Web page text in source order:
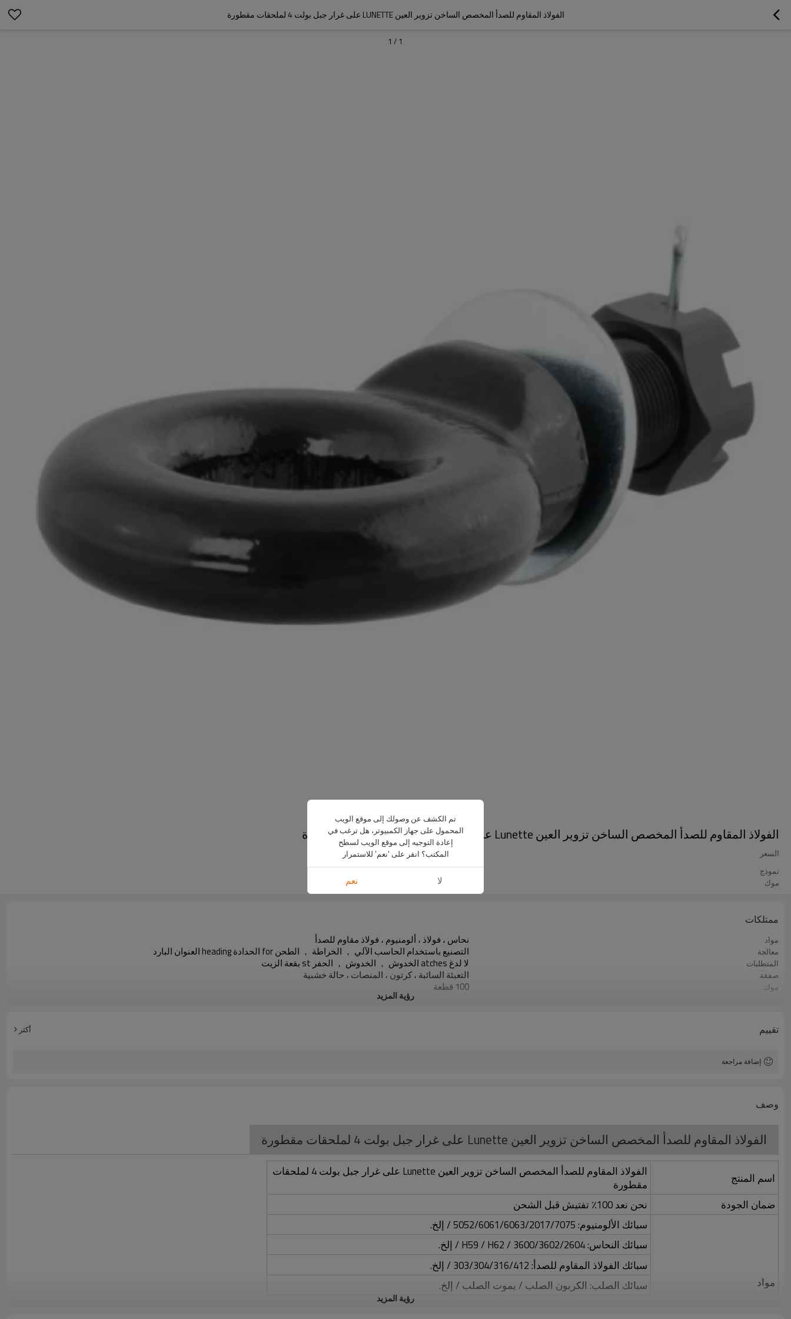
الفولاذ المقاوم للصدأ المخصص الساخن تزوير العين LUNETTE على غرار جبل بولت 4 لملحقات مقطورة
1
/
1
الفولاذ المقاوم للصدأ المخصص الساخن تزوير العين Lunette على غرار جبل بولت 4 لملحقات مقطورة
السعر US $
نموذج OEM
موك
ممتلكات
مواد نحاس ، فولاذ ، ألومنيوم ، فولاذ مقاوم للصدأ
معالجة التصنيع باستخدام الحاسب الآلي ， الخراطة ， الطحن for الحدادة heading العنوان البارد
المتطلبات لا لدغ atches الخدوش ， الخدوش ， الحفر st بقعة الزيت
صفقة التعبئة السائبة ، كرتون ، المنصات ، حالة خشبية
موك 100 قطعة
أسواق التصدير الرئيسية
رؤية المزيد
تقييم أكثر
إضافة مراجعة
وصف
الفولاذ المقاوم للصدأ المخصص الساخن تزوير العين Lunette على غرار جبل بولت 4 لملحقات مقطورة
اسم المنتج
الفولاذ المقاوم للصدأ المخصص الساخن تزوير العين Lunette على غرار جبل بولت 4 لملحقات
مقطورة
ضمان الجودة
نحن نعد 100٪ تفتيش قبل الشحن
مواد
سبائك الألومنيوم: 5052/6061/6063/2017/7075 / إلخ.
سبائك النحاس: 3600/3602/2604 / H59 / H62 / إلخ.
سبائك الفولاذ المقاوم للصدأ: 303/304/316/412 / إلخ.
سبائك الصلب: الكربون الصلب / يموت الصلب / إلخ.
رؤية المزيد
تم الكشف عن وصولك إلى موقع الويب
المحمول على جهاز الكمبيوتر، هل ترغب في
إعادة التوجيه إلى موقع الويب لسطح
المكتب؟ انقر على 'نعم' للاستمرار
لا نعم